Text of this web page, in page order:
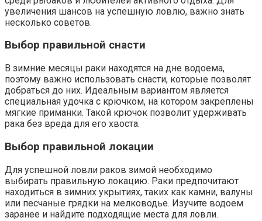
увеличения шансов на успешную ловлю, важно знать
несколько советов.
Выбор правильной снасти
В зимние месяцы раки находятся на дне водоема,
поэтому важно использовать снасти, которые позволят
добраться до них. Идеальным вариантом является
специальная удочка с крючком, на котором закреплены
мягкие приманки. Такой крючок позволит удерживать
рака без вреда для его хвоста.
Выбор правильной локации
Для успешной ловли раков зимой необходимо
выбирать правильную локацию. Раки предпочитают
находиться в зимних укрытиях, таких как камни, валуны
или песчаные грядки на мелководье. Изучите водоем
заранее и найдите подходящие места для ловли.